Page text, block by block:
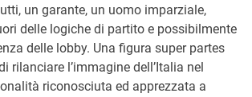
un garante, un uomo imparziale,
delle logiche di partito e possibilmente
delle lobby. Una figura super partes
rilanciare l’immagine dell’Italia nel
riconosciuta ed apprezzata a